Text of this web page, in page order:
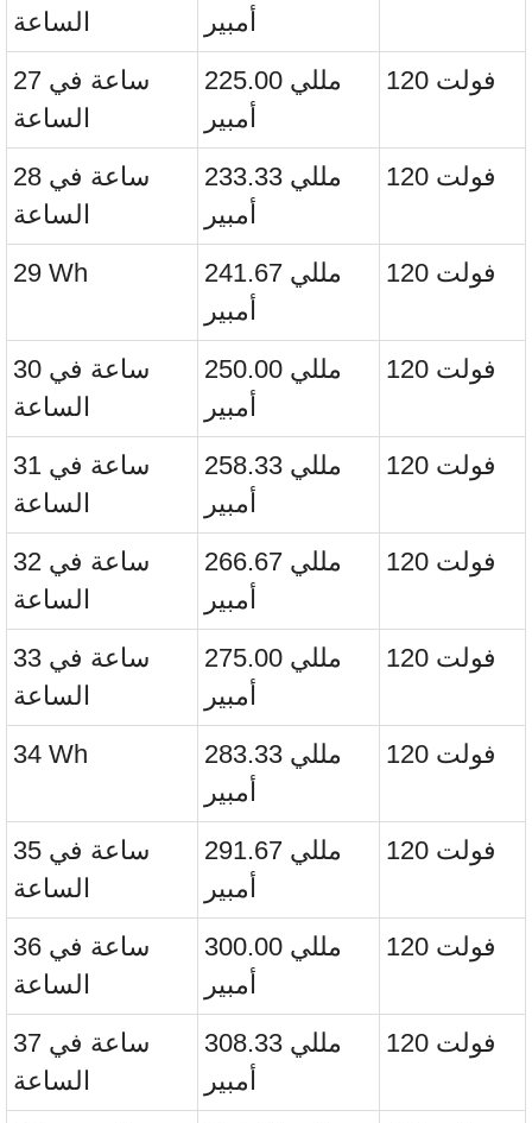
الساعة
أمبير
27 ساعة في
الساعة
225.00 مللي
أمبير
120 فولت
28 ساعة في
الساعة
233.33 مللي
أمبير
120 فولت
29 Wh
241.67 مللي
أمبير
120 فولت
30 ساعة في
الساعة
250.00 مللي
أمبير
120 فولت
31 ساعة في
الساعة
258.33 مللي
أمبير
120 فولت
32 ساعة في
الساعة
266.67 مللي
أمبير
120 فولت
33 ساعة في
الساعة
275.00 مللي
أمبير
120 فولت
34 Wh
283.33 مللي
أمبير
120 فولت
35 ساعة في
الساعة
291.67 مللي
أمبير
120 فولت
36 ساعة في
الساعة
300.00 مللي
أمبير
120 فولت
37 ساعة في
الساعة
308.33 مللي
أمبير
120 فولت